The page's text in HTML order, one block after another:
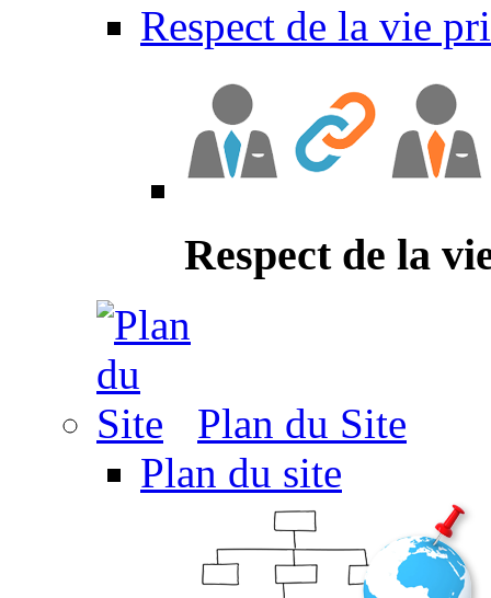
Respect de la vie
Respect de la
Plan du Site
Plan du site